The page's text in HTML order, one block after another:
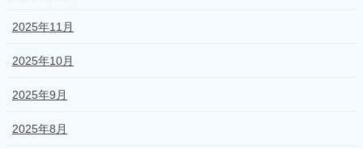
2025年11月
2025年10月
2025年9月
2025年8月